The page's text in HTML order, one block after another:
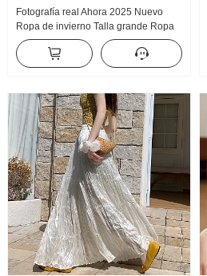
Fotografía real Ahora 2025 Nuevo
Ropa de invierno Talla grande Ropa
de mujer Acolchado Piel sintética
Peluche Abrigo Fieltro de lana Media
falda Conjunto de falda